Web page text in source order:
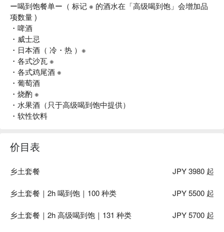
ー喝到饱餐单ー（ 标记 ※ 的酒水在「高级喝到饱」会增加品
项数量 )
・啤酒
・威士忌
・日本酒（ 冷・热 ）※
・各式沙瓦 ※
・各式鸡尾酒 ※
・葡萄酒
・烧酌 ※
・水果酒（只于高级喝到饱中提供）
・软性饮料
价目表
乡土套餐 JPY 3980 起
乡土套餐｜2h 喝到饱｜100 种类 JPY 5500 起
乡土套餐｜2h 高级喝到饱｜131 种类 JPY 5700 起